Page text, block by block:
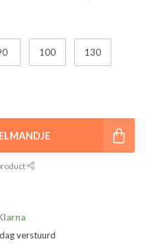
100 130
verstuurd